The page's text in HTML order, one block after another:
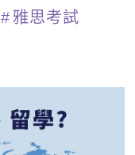
雅思考試